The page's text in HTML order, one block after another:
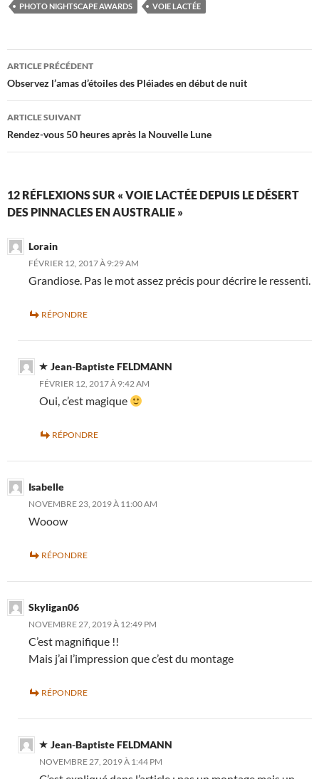
PHOTO NIGHTSCAPE AWARDS
VOIE LACTÉE
Navigation
des
articles
ARTICLE PRÉCÉDENT
Observez l’amas d’étoiles des Pléiades en début de nuit
ARTICLE SUIVANT
Rendez-vous 50 heures après la Nouvelle Lune
12 RÉFLEXIONS SUR « VOIE LACTÉE DEPUIS LE DÉSERT
DES PINNACLES EN AUSTRALIE »
Lorain
FÉVRIER 12, 2017 À 9:29 AM
Grandiose. Pas le mot assez précis pour décrire le ressenti.
RÉPONDRE
Jean-Baptiste FELDMANN
FÉVRIER 12, 2017 À 9:42 AM
Oui, c’est magique
RÉPONDRE
Isabelle
NOVEMBRE 23, 2019 À 11:00 AM
Wooow
RÉPONDRE
Skyligan06
NOVEMBRE 27, 2019 À 12:49 PM
C’est magnifique !!
Mais j’ai l’impression que c’est du montage
RÉPONDRE
Jean-Baptiste FELDMANN
NOVEMBRE 27, 2019 À 1:44 PM